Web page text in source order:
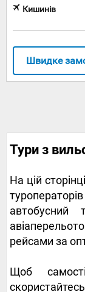
Кишинів
Швидке
Тури з
На цій
рейсами за
Щоб